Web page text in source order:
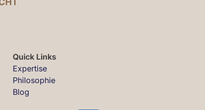
Quick Links
Expertise
Philosophie
Blog